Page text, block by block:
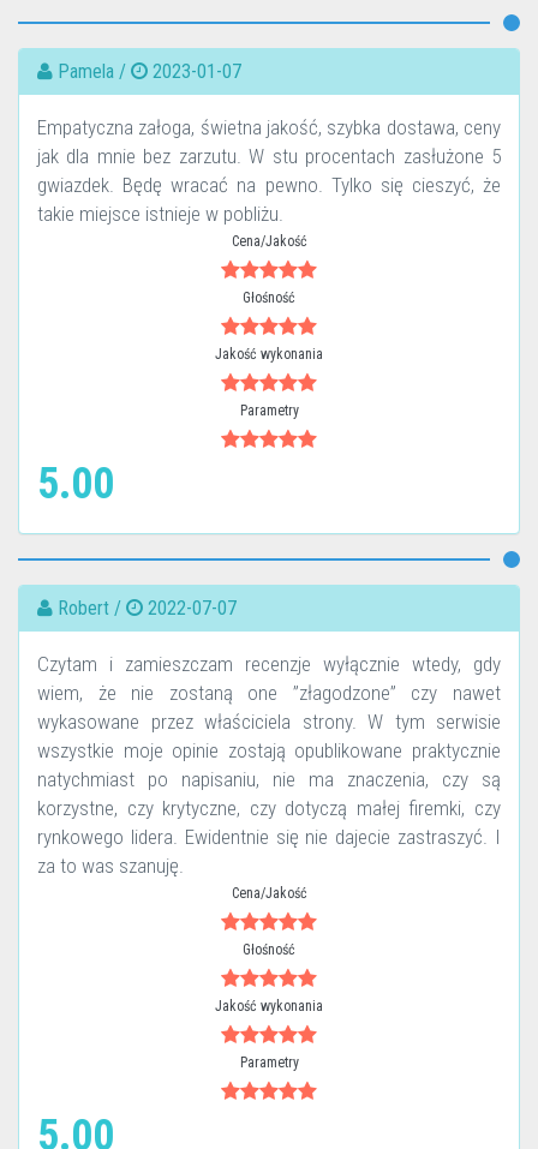
Pamela / 2023-01-07
Empatyczna załoga, świetna jakość, szybka dostawa, ceny
jak dla mnie bez zarzutu. W stu procentach zasłużone 5
gwiazdek. Będę wracać na pewno. Tylko się cieszyć, że
takie miejsce istnieje w pobliżu.
Cena/Jakość
Głośność
Jakość wykonania
Parametry
5.00
Robert / 2022-07-07
Czytam i zamieszczam recenzje wyłącznie wtedy, gdy
wiem, że nie zostaną one ”złagodzone” czy nawet
wykasowane przez właściciela strony. W tym serwisie
wszystkie moje opinie zostają opublikowane praktycznie
natychmiast po napisaniu, nie ma znaczenia, czy są
korzystne, czy krytyczne, czy dotyczą małej firemki, czy
rynkowego lidera. Ewidentnie się nie dajecie zastraszyć. I
za to was szanuję.
Cena/Jakość
Głośność
Jakość wykonania
Parametry
5.00